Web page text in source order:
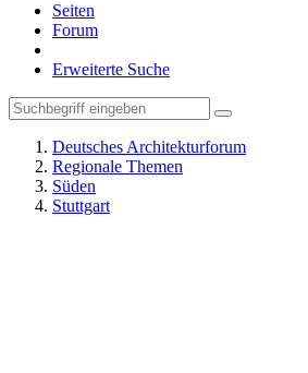
Seiten
Forum
Erweiterte Suche
Deutsches Architekturforum
Regionale Themen
Süden
Stuttgart